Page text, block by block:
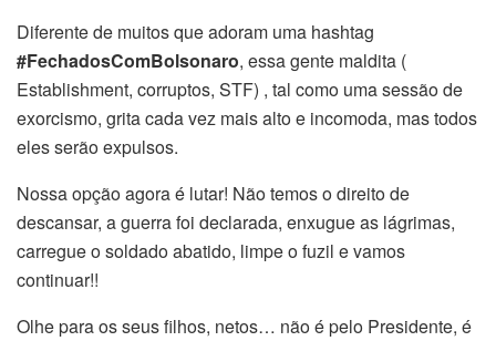
Diferente de muitos que adoram uma hashtag
#FechadosComBolsonaro, essa gente maldita (
Establishment, corruptos, STF) , tal como uma sessão de
exorcismo, grita cada vez mais alto e incomoda, mas todos
eles serão expulsos.
Nossa opção agora é lutar! Não temos o direito de
descansar, a guerra foi declarada, enxugue as lágrimas,
carregue o soldado abatido, limpe o fuzil e vamos
continuar!!
Olhe para os seus filhos, netos… não é pelo Presidente, é